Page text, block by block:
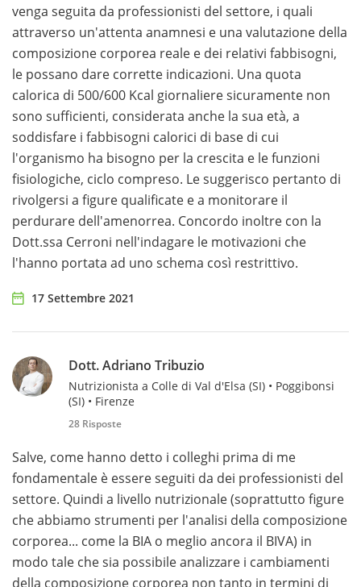
venga seguita da professionisti del settore, i quali
attraverso un'attenta anamnesi e una valutazione della
composizione corporea reale e dei relativi fabbisogni,
le possano dare corrette indicazioni. Una quota
calorica di 500/600 Kcal giornaliere sicuramente non
sono sufficienti, considerata anche la sua età, a
soddisfare i fabbisogni calorici di base di cui
l'organismo ha bisogno per la crescita e le funzioni
fisiologiche, ciclo compreso. Le suggerisco pertanto di
rivolgersi a figure qualificate e a monitorare il
perdurare dell'amenorrea. Concordo inoltre con la
Dott.ssa Cerroni nell'indagare le motivazioni che
l'hanno portata ad uno schema così restrittivo.
17 Settembre 2021
Dott. Adriano Tribuzio
Nutrizionista a Colle di Val d'Elsa (SI) • Poggibonsi
(SI) • Firenze
28 Risposte
Salve, come hanno detto i colleghi prima di me
fondamentale è essere seguiti da dei professionisti del
settore. Quindi a livello nutrizionale (soprattutto figure
che abbiamo strumenti per l'analisi della composizione
corporea... come la BIA o meglio ancora il BIVA) in
modo tale che sia possibile analizzare i cambiamenti
della composizione corporea non tanto in termini di